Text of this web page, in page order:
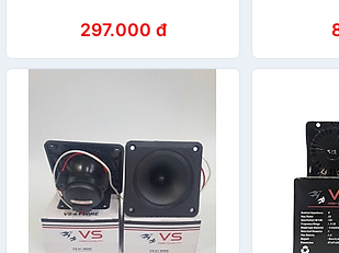
297.000 đ